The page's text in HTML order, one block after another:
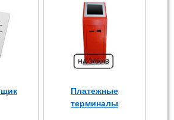
Платежные
терминалы